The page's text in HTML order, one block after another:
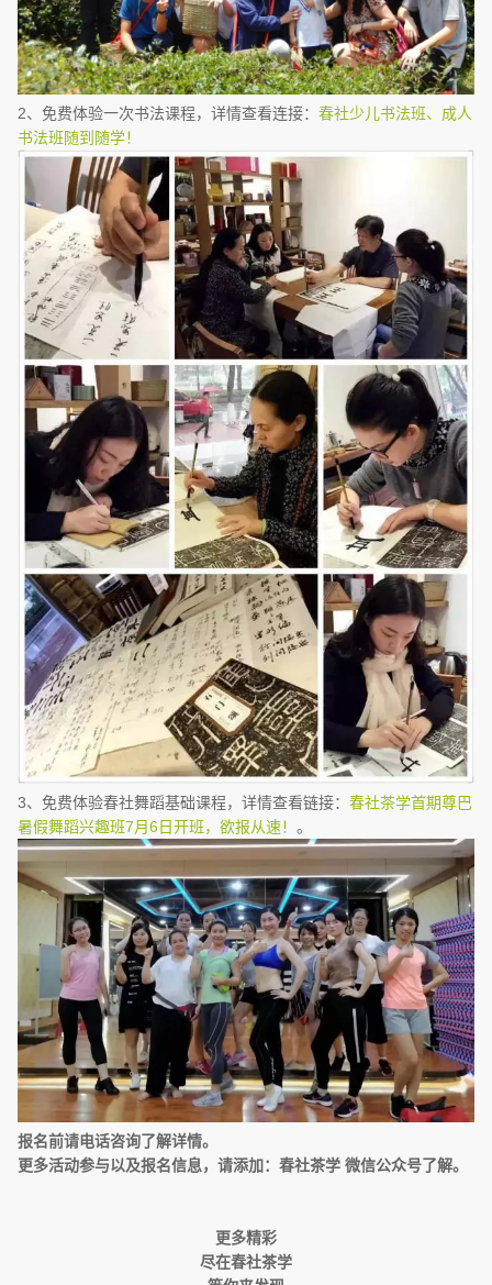
2、免费体验一次书法课程，详情查看连接： 春社少儿书法班、成人
书法班随到随学！
3、免费体验春社舞蹈基础课程，详情查看链接： 春社茶学首期尊巴
暑假舞蹈兴趣班7月6日开班，欲报从速！ 。
报名前请电话咨询了解详情。
更多活动参与以及报名信息，请添加：春社茶学 微信公众号了解。
更多精彩
尽在春社茶学